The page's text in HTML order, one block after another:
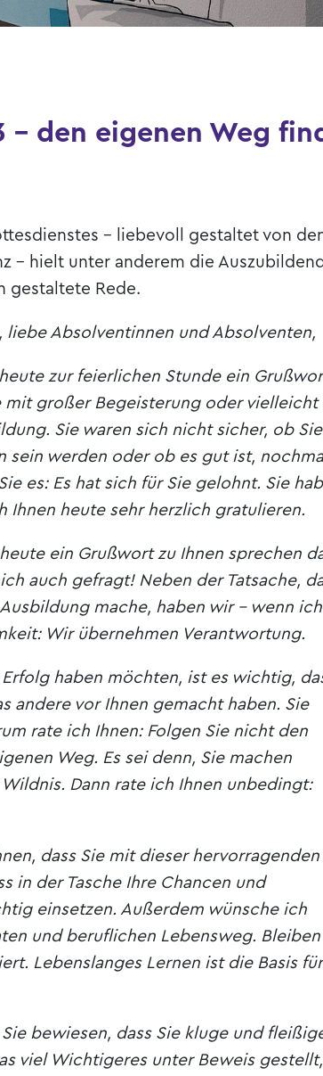
- den eigenen Weg
– liebevoll gestaltet von
– hielt unter anderem die
gestaltete Rede.
liebe Absolventinnen und Absolventen,
zur feierlichen Stunde ein
mit großer Begeisterung oder vielleicht
Sie waren sich nicht sicher, ob Sie
sein werden oder ob es gut ist,
es: Es hat sich für Sie gelohnt. Sie
Ihnen heute sehr herzlich gratulieren.
ein Grußwort zu Ihnen sprechen
auch gefragt! Neben der Tatsache,
mache, haben wir – wenn ich
Wir übernehmen Verantwortung.
haben möchten, ist es wichtig,
andere vor Ihnen gemacht haben. Sie
rate ich Ihnen: Folgen Sie nicht den
Weg. Es sei denn, Sie machen
Dann rate ich Ihnen unbedingt:
dass Sie mit dieser hervorragenden
in der Tasche Ihre Chancen und
einsetzen. Außerdem wünsche ich
und beruflichen Lebensweg. Bleiben
Lebenslanges Lernen ist die Basis für
bewiesen, dass Sie kluge und
viel Wichtigeres unter Beweis gestellt,